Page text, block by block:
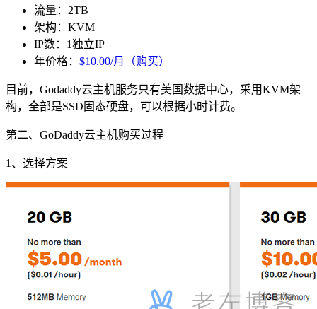
流量：2TB
架构：KVM
IP数：1独立IP
年价格： $10.00/月（购买）
目前，Godaddy云主机服务只有美国数据中心，采用KVM架
构，全部是SSD固态硬盘，可以根据小时计费。
第二、GoDaddy云主机购买过程
1、选择方案